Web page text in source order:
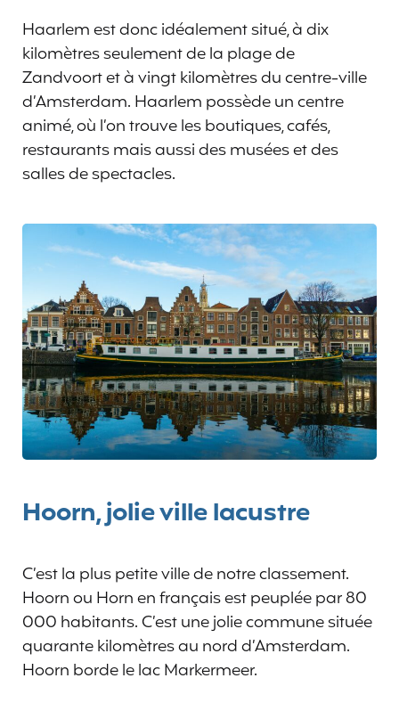
Haarlem est donc idéalement situé, à dix
kilomètres seulement de la plage de
Zandvoort et à vingt kilomètres du centre-ville
d’Amsterdam. Haarlem possède un centre
animé, où l’on trouve les boutiques, cafés,
restaurants mais aussi des musées et des
salles de spectacles.
Hoorn, jolie ville lacustre
C’est la plus petite ville de notre classement.
Hoorn ou Horn en français est peuplée par 80
000 habitants. C’est une jolie commune située
quarante kilomètres au nord d’Amsterdam.
Hoorn borde le lac Markermeer.